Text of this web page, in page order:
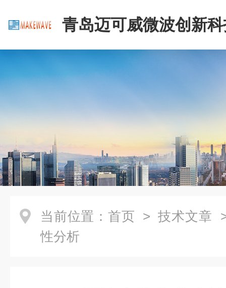
青岛迈可威微波创新
公司
当前位置： 首页 > 技术文章
性分析